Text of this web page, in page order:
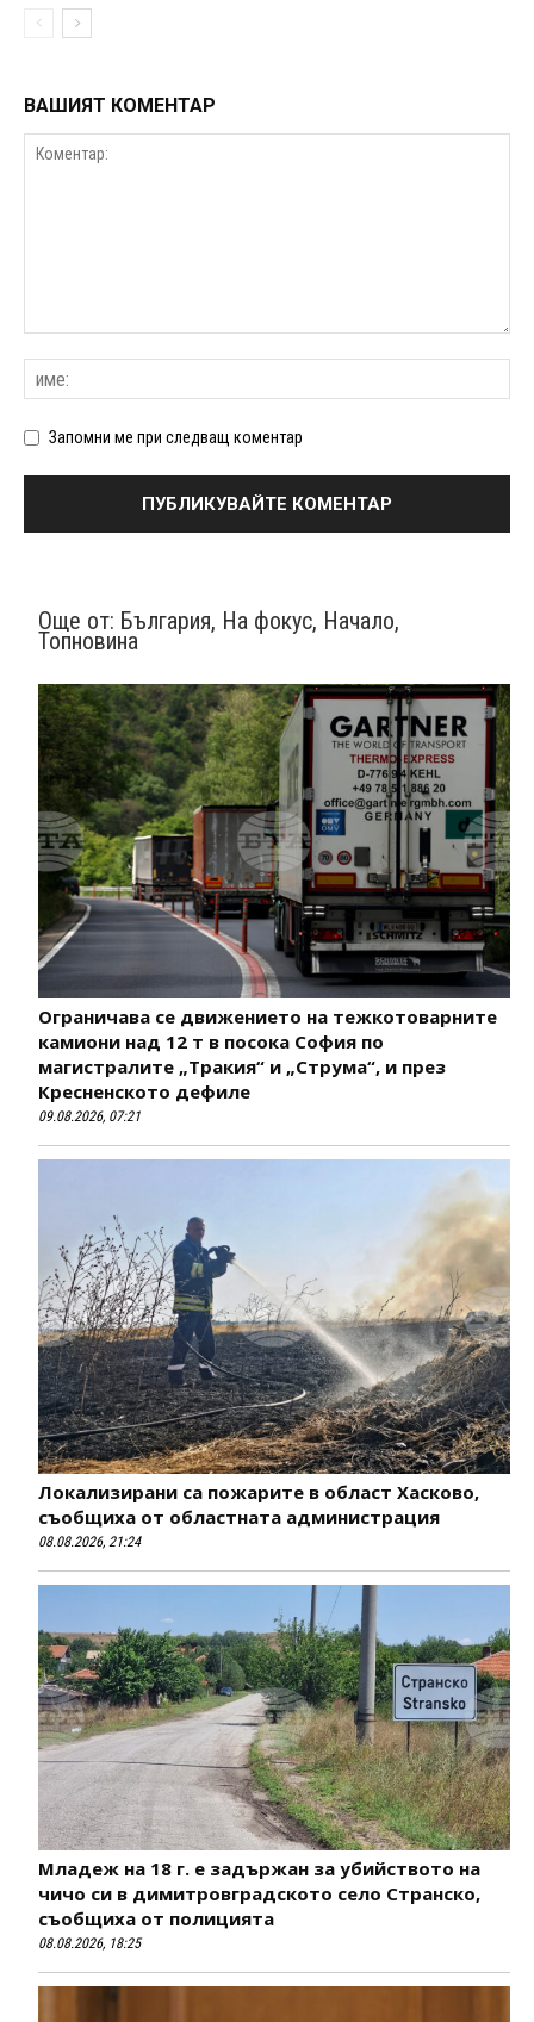
ВАШИЯТ КОМЕНТАР
Запомни ме при следващ коментар
Още от: България, На фокус, Начало,
Топновина
Ограничава се движението на тежкотоварните
камиони над 12 т в посока София по
магистралите „Тракия“ и „Струма“, и през
Кресненското дефиле
09.08.2026, 07:21
Локализирани са пожарите в област Хасково,
съобщиха от областната администрация
08.08.2026, 21:24
Младеж на 18 г. е задържан за убийството на
чичо си в димитровградското село Странско,
съобщиха от полицията
08.08.2026, 18:25